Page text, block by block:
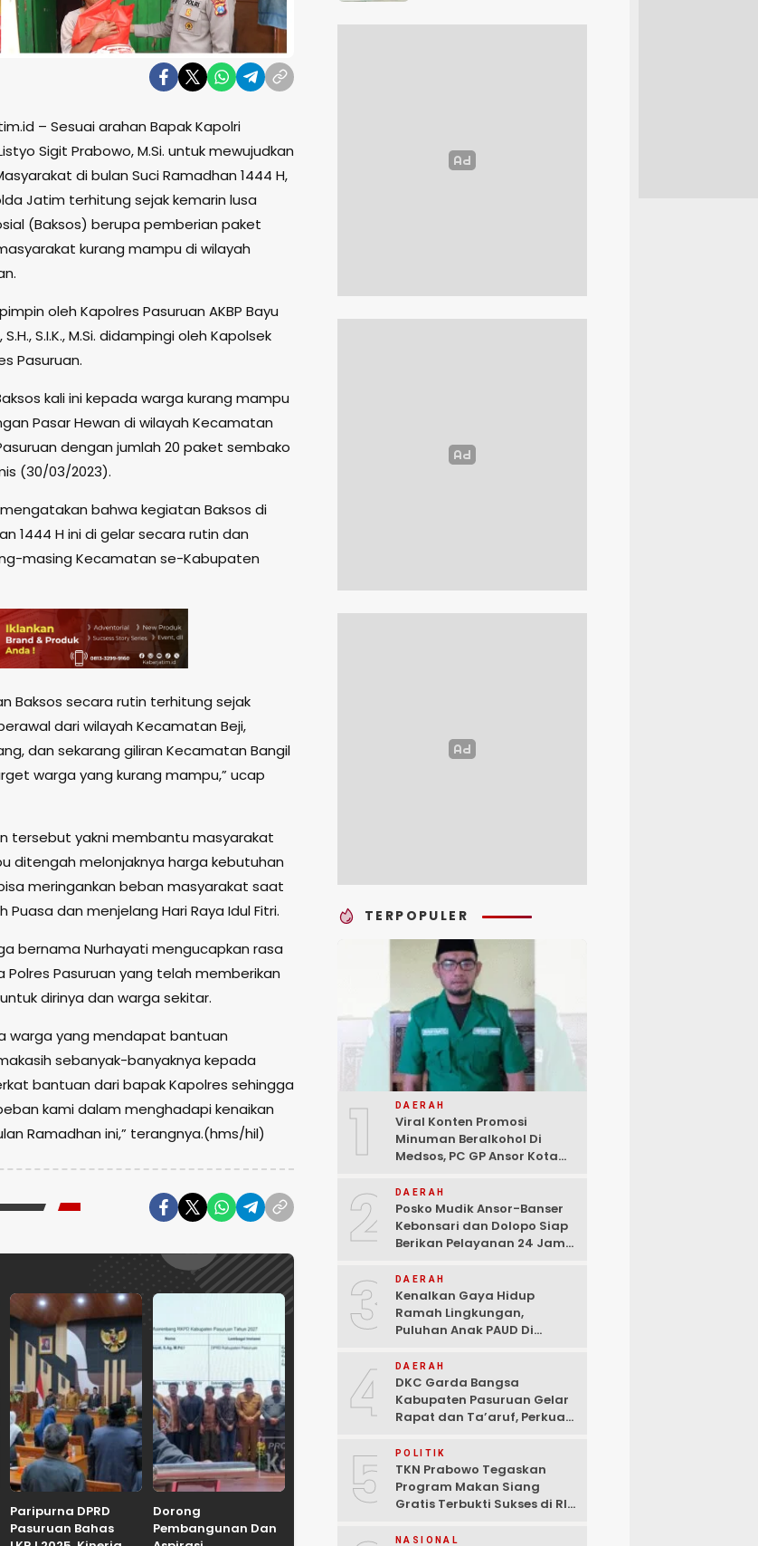
– Sesuai arahan Bapak Kapolri
Sigit Prabowo, M.Si. untuk mewujudkan
di bulan Suci Ramadhan 1444 H,
Jatim terhitung sejak kemarin lusa
(Baksos) berupa pemberian paket
kurang mampu di wilayah
oleh Kapolres Pasuruan AKBP Bayu
S.I.K., M.Si. didampingi oleh Kapolsek
Pasuruan.
kali ini kepada warga kurang mampu
Pasar Hewan di wilayah Kecamatan
dengan jumlah 20 paket sembako
(30/03/2023).
bahwa kegiatan Baksos di
1444 H ini di gelar secara rutin dan
masing Kecamatan se-Kabupaten
Baksos secara rutin terhitung sejak
dari wilayah Kecamatan Beji,
dan sekarang giliran Kecamatan Bangil
warga yang kurang mampu,” ucap
tersebut yakni membantu masyarakat
ditengah melonjaknya harga kebutuhan
meringankan beban masyarakat saat
Puasa dan menjelang Hari Raya Idul Fitri.
bernama Nurhayati mengucapkan rasa
Polres Pasuruan yang telah memberikan
dirinya dan warga sekitar.
warga yang mendapat bantuan
sebanyak-banyaknya kepada
bantuan dari bapak Kapolres sehingga
kami dalam menghadapi kenaikan
Ramadhan ini,” terangnya.(hms/hil)
Paripurna DPRD
Pasuruan Bahas
Dorong
Pembangunan Dan
Pesantren Sunan Drajat
TERPOPULER
1 DAERAH
Viral Konten Promosi
Minuman Beralkohol Di
Medsos, PC GP Ansor Kota
Kota Dan Aparat Bertindak
Tegas!
2 DAERAH
Posko Mudik Ansor-Banser
Kebonsari dan Dolopo Siap
Berikan Pelayanan 24 Jam
3 DAERAH
Kenalkan Gaya Hidup
Ramah Lingkungan,
Puluhan Anak PAUD Di
Sampah
4 DAERAH
DKC Garda Bangsa
Kabupaten Pasuruan Gelar
Rapat dan Ta’aruf, Perkuat
Teknologi Dan Ekonomi
Kreatif
5 POLITIK
TKN Prabowo Tegaskan
Program Makan Siang
Gratis Terbukti Sukses di RI-
NASIONAL